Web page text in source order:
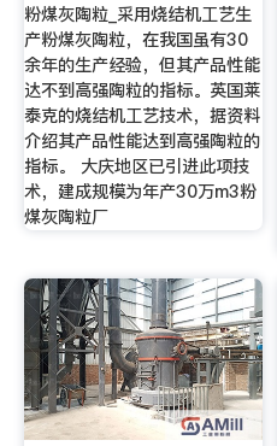
粉煤灰陶粒_采用烧结机工艺生
产粉煤灰陶粒，在我国虽有30
余年的生产经验，但其产品性能
达不到高强陶粒的指标。英国莱
泰克的烧结机工艺技术，据资料
介绍其产品性能达到高强陶粒的
指标。 大庆地区已引进此项技
术，建成规模为年产30万m3粉
煤灰陶粒厂